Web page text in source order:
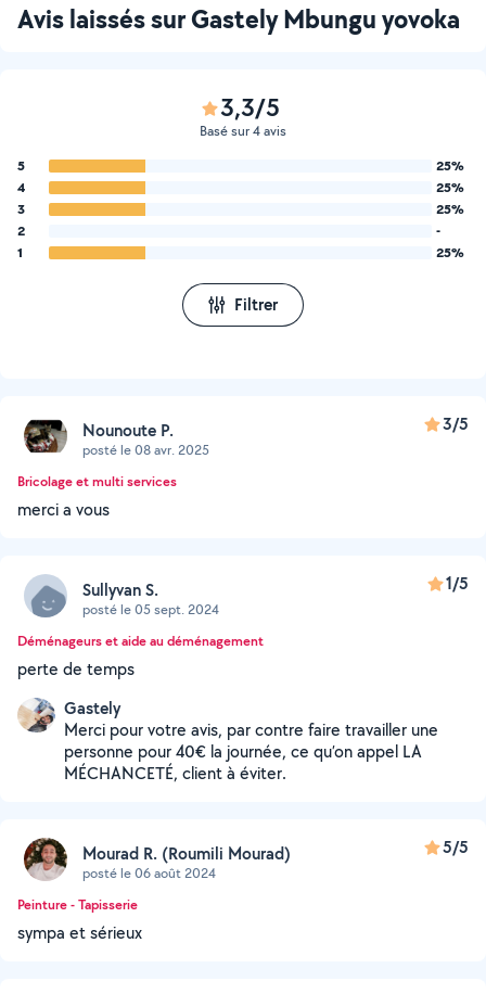
Avis laissés sur Gastely Mbungu yovoka
3,3/5
Basé sur 4 avis
5
25%
4
25%
3
25%
2
-
1
25%
Filtrer
Nounoute P.
posté le 08 avr. 2025
3/5
Bricolage et multi services
merci a vous
Sullyvan S.
posté le 05 sept. 2024
1/5
Déménageurs et aide au déménagement
perte de temps
Gastely
Merci pour votre avis, par contre faire travailler une
personne pour 40€ la journée, ce qu’on appel LA
MÉCHANCETÉ, client à éviter.
Mourad R. (Roumili Mourad)
posté le 06 août 2024
5/5
Peinture - Tapisserie
sympa et sérieux